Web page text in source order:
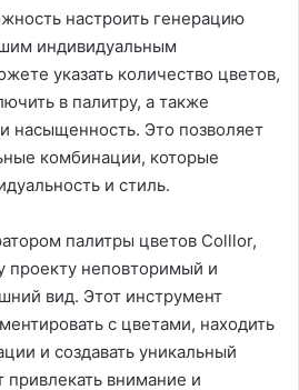
настроить генерацию
индивидуальным
указать количество цветов,
в палитру, а также
насыщенность. Это позволяет
комбинации, которые
и стиль.
палитры цветов Colllor,
проекту неповторимый и
вид. Этот инструмент
с цветами, находить
и создавать уникальный
привлекать внимание и